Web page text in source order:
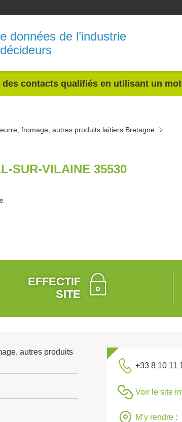
données de l’industrie
des contacts qualifiés en utilisant un
fromage, autres produits laitiers Bretagne
SUR-VILAINE 35530
EFFECTIF
SITE
autres produits
+33 8 10 11
Voir le site
M’y rendre :